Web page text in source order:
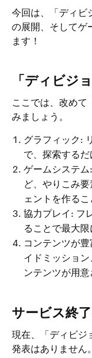
今回は、「ディビ
の展開、そしてゲ
ます！
「ディビジ
ここでは、改めて
みましょう。
グラフィック:
で、探索するだ
ゲームシステ
ど、やりこみ
ェントを作るこ
協力プレイ: フ
ることで最大限
コンテンツが
イドミッショ
ンテンツが用意
サービス終
現在、「ディビジ
発表はありません